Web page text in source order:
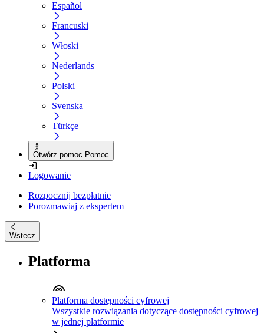
Español
Francuski
Włoski
Nederlands
Polski
Svenska
Türkçe
Otwórz pomoc Pomoc
Logowanie
Rozpocznij bezpłatnie
Porozmawiaj z ekspertem
Wstecz
Platforma
Platforma dostępności cyfrowej
Wszystkie rozwiązania dotyczące dostępności cyfrowej
w jednej platformie